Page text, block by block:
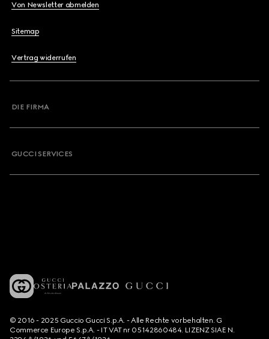
Von Newsletter abmelden
Sitemap
Vertrag widerrufen
DIE FIRMA
GUCCI SERVICES
© 2016 - 2025 Guccio Gucci S.p.A. - Alle Rechte vorbehalten. G
Commerce Europe S.p.A. - IT VAT nr 05142860484. LIZENZ SIAE N.